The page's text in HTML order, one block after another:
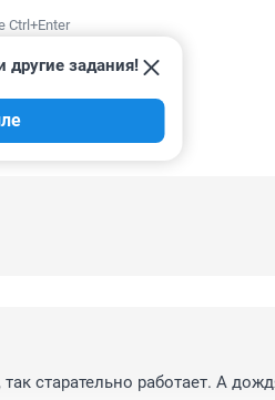
Ctrl+Enter
другие задания!
старательно работает. А